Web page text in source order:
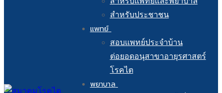
สำหรับประชาชน
แพทย์
สอบแพทย์ประจำบ้าน
ต่อยอดอนุสาขาอายุรศาสตร์
โรคไต
พยาบาล